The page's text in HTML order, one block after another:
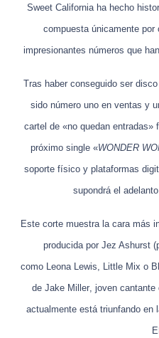
Sweet Californiaha hecho
compuesta únicamente
impresionantes números que
Tras haber conseguido ser
sido número uno en ventas y
cartel de «no quedan
próximo single «WONDER
soporte físico y plataformas
supondrá el
Este corte muestra la cara más
producida por Jez Ashurst
como Leona Lewis, Little Mix o
de Jake Miller, joven cantante
actualmente está triunfando